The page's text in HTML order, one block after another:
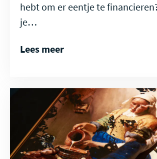
hebt om er eentje te
je…
Lees meer